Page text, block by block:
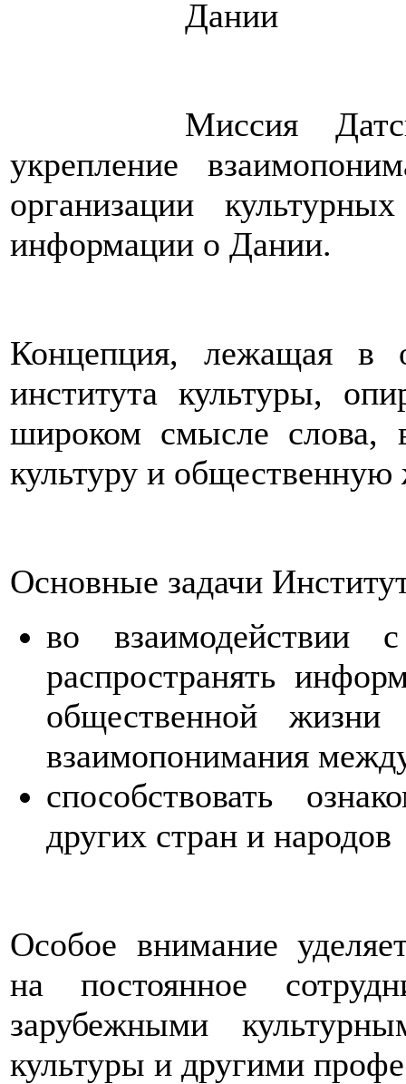
Дании
Миссия
укрепление
организации
информации о Дании.
Концепция, лежащая в
института культуры,
широком смысле слова,
культуру и общественную
Основные задачи
во взаимодействии
распространять
общественной
взаимопонимания
способствовать
других стран и народов
Особое внимание
на постоянное
зарубежными
культуры и другими